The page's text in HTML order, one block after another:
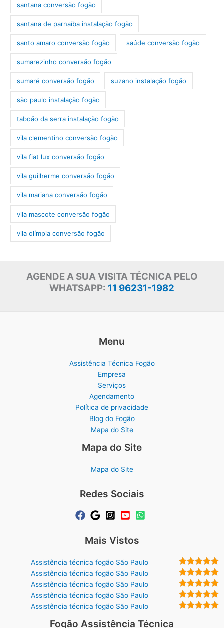
santana conversão fogão
santana de parnaíba instalação fogão
santo amaro conversão fogão saúde conversão fogão
sumarezinho conversão fogão
sumaré conversão fogão suzano instalação fogão
são paulo instalação fogão
taboão da serra instalação fogão
vila clementino conversão fogão
vila fiat lux conversão fogão
vila guilherme conversão fogão
vila mariana conversão fogão
vila mascote conversão fogão
vila olímpia conversão fogão
AGENDE A SUA VISITA TÉCNICA PELO
WHATSAPP: 11 96231-1982
Menu
Assistência Técnica Fogão
Empresa
Serviços
Agendamento
Política de privacidade
Blog do Fogão
Mapa do Site
Mapa do Site
Mapa do Site
Redes Sociais
Mais Vistos
Assistência técnica fogão São Paulo
Assistência técnica fogão São Paulo
Assistência técnica fogão São Paulo
Assistência técnica fogão São Paulo
Assistência técnica fogão São Paulo
Fogão Assistência Técnica